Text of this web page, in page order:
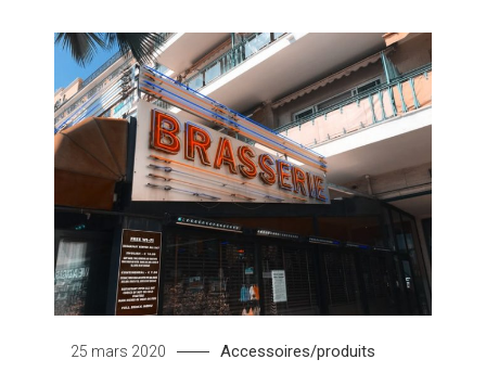
25 mars 2020 Accessoires/produits